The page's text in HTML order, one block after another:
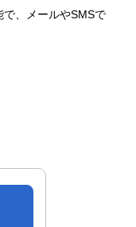
で、メールやSMSで